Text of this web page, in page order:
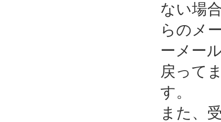
ない場
らのメ
ーメー
戻って
す。
また、